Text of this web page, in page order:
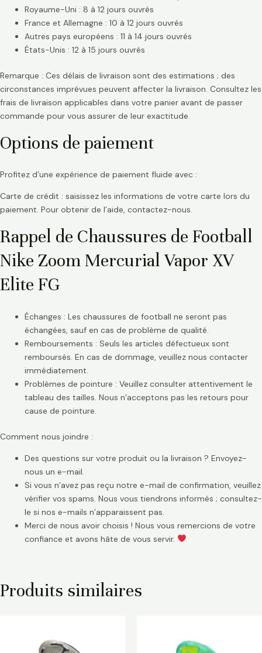
Royaume-Uni : 8 à 12 jours ouvrés
France et Allemagne : 10 à 12 jours ouvrés
Autres pays européens : 11 à 14 jours ouvrés
États-Unis : 12 à 15 jours ouvrés
Remarque : Ces délais de livraison sont des estimations ; des
circonstances imprévues peuvent affecter la livraison. Consultez les
frais de livraison applicables dans votre panier avant de passer
commande pour vous assurer de leur exactitude.
Options de paiement
Profitez d’une expérience de paiement fluide avec :
Carte de crédit : saisissez les informations de votre carte lors du
paiement. Pour obtenir de l’aide, contactez-nous.
Rappel de Chaussures de Football
Nike Zoom Mercurial Vapor XV
Elite FG
Échanges : Les chaussures de football ne seront pas
échangées, sauf en cas de problème de qualité.
Remboursements : Seuls les articles défectueux sont
remboursés. En cas de dommage, veuillez nous contacter
immédiatement.
Problèmes de pointure : Veuillez consulter attentivement le
tableau des tailles. Nous n’acceptons pas les retours pour
cause de pointure.
Comment nous joindre :
Des questions sur votre produit ou la livraison ? Envoyez-
nous un e-mail.
Si vous n’avez pas reçu notre e-mail de confirmation, veuillez
vérifier vos spams. Nous vous tiendrons informés ; consultez-
le si nos e-mails n’apparaissent pas.
Merci de nous avoir choisis ! Nous vous remercions de votre
confiance et avons hâte de vous servir.
Produits similaires